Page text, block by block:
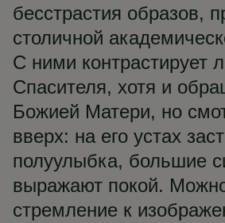
бесстрастия образов,
столичной
С ними контрастирует
Спасителя, хотя и
Божией Матери, но
вверх: на его устах
полуулыбка, большие
выражают покой.
стремление к